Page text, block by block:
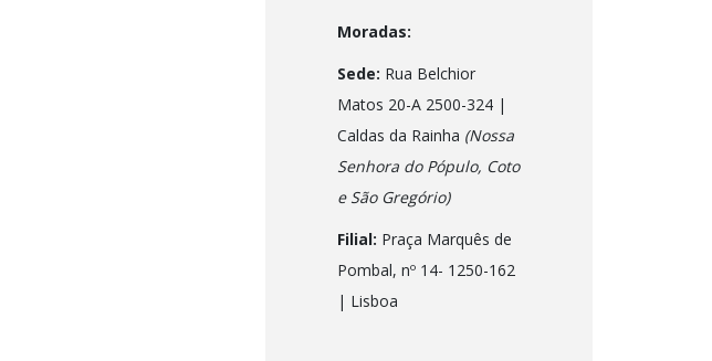
Moradas:
Sede: Rua Belchior
Matos 20-A 2500-324 |
Caldas da Rainha (Nossa
Senhora do Pópulo, Coto
e São Gregório)
Filial: Praça Marquês de
Pombal, nº 14- 1250-162
| Lisboa